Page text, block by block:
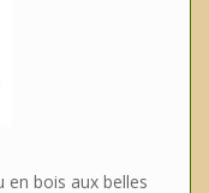
en bois aux belles